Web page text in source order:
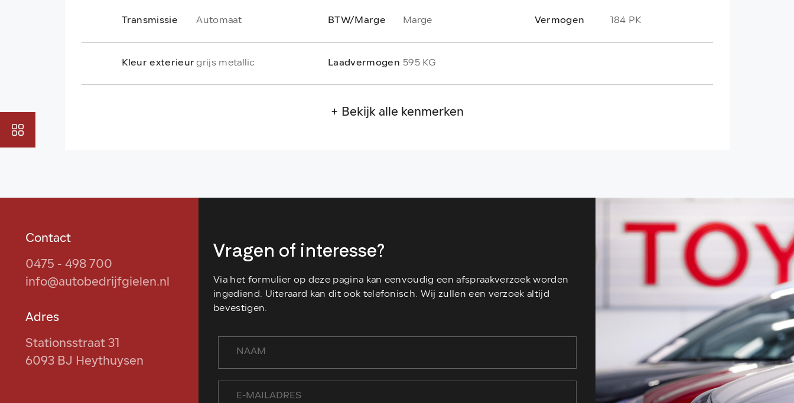
Bekijk onze app
Transmissie Automaat BTW/Marge Marge Vermogen 184 PK
Kleur exterieur grijs metallic Laadvermogen 595 KG
+ Bekijk alle kenmerken
Contact
0475 - 498 700
info@autobedrijfgielen.nl
Adres
Stationsstraat 31
6093 BJ Heythuysen
Vragen of interesse?
Via het formulier op deze pagina kan eenvoudig een afspraakverzoek worden
ingediend. Uiteraard kan dit ook telefonisch. Wij zullen een verzoek altijd
bevestigen.